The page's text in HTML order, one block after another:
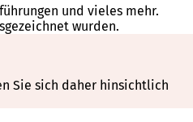
und vieles mehr.
wurden.
Sie sich daher hinsichtlich